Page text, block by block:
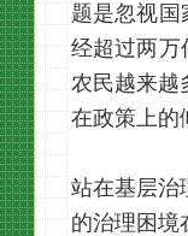
题是忽视国
经超过两万
农民越来越
在政策上的
站在基层治
的治理困境